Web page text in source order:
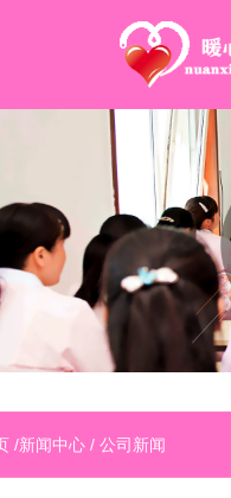
/新闻中心/ 公司新闻